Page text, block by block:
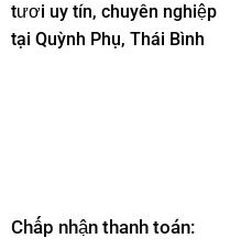
tươi uy tín, chuyên nghiệp
tại Quỳnh Phụ, Thái Bình
Chấp nhận thanh toán: